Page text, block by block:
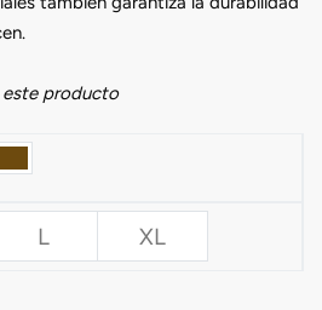
este producto
L XL